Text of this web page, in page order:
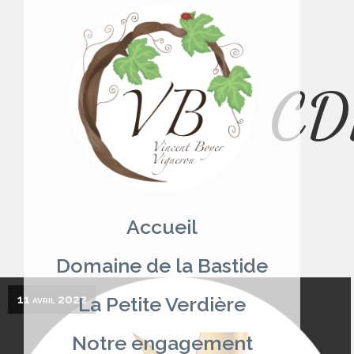
Accueil
Domaine de la Bastide
La Petite Verdière
Notre engagement
11 avril 2022